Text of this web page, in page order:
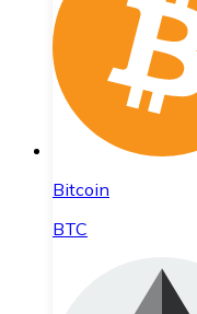
Bitcoin
BTC